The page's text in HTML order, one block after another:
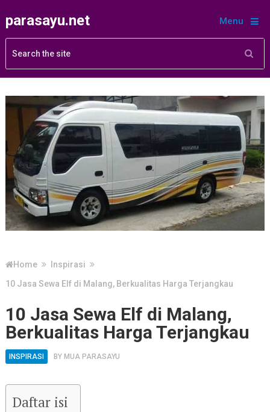
parasayu.net Menu
Home
Inspirasi
10 Jasa Sewa Elf di Malang, Berkualitas Harga Terjangkau
10 Jasa Sewa Elf di Malang,
Berkualitas Harga Terjangkau
INSPIRASI BY MUA PARASAYU
Daftar isi